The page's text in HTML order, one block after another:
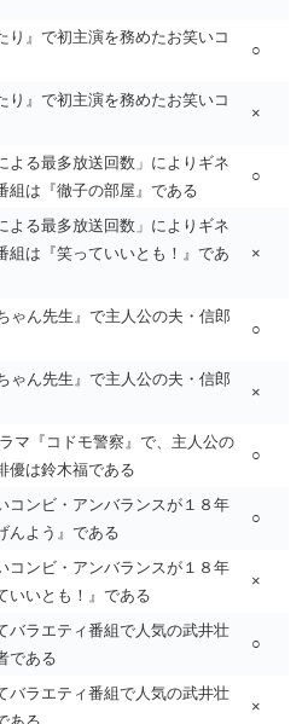
り』で初主演を務めたお笑いコ
○
り』で初主演を務めたお笑いコ
×
よる最多放送回数」によりギネ
組は『徹子の部屋』である
○
よる最多放送回数」によりギネ
組は『笑っていいとも！』であ
×
ゃん先生』で主人公の夫・信郎
○
ゃん先生』で主人公の夫・信郎
×
マ『コドモ警察』で、主人公の
優は鈴木福である
○
コンビ・アンバランスが１８年
んよう』である
○
コンビ・アンバランスが１８年
いいとも！』である
×
バラエティ番組で人気の武井壮
である
○
バラエティ番組で人気の武井壮
×